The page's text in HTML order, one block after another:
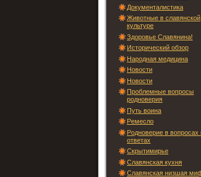
Документалистика
Животные в славянской
культуре
Здоровье Славянина!
Исторический обзор
Народная медицина
Новости
Новости
Проблемные вопросы
родноверия
Путь воина
Ремесло
Родноверие в вопросах
ответах
Скрытимирье
Славянская кухня
Славянская низшая